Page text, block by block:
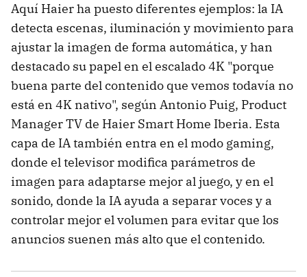
Aquí Haier ha puesto diferentes ejemplos: la IA
detecta escenas, iluminación y movimiento para
ajustar la imagen de forma automática, y han
destacado su papel en el escalado 4K "porque
buena parte del contenido que vemos todavía no
está en 4K nativo", según Antonio Puig, Product
Manager TV de Haier Smart Home Iberia. Esta
capa de IA también entra en el modo gaming,
donde el televisor modifica parámetros de
imagen para adaptarse mejor al juego, y en el
sonido, donde la IA ayuda a separar voces y a
controlar mejor el volumen para evitar que los
anuncios suenen más alto que el contenido.